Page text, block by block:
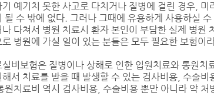
기 예기치 못한 사고로 다치거나 질병에 걸린 경우,
될 수 밖에 없다. 그러나 그때에 유용하게 사용하실
나 다쳐서 병원 치료시 환자 본인이 부담한 실제 병원
로 병원에 가실 일이 있는 분들은 모두 필요한 보험이
실비보험은 질병이나 상해로 인한 입원치료와 통원치
해서 치료를 받을 때 발생할 수 있는 검사비용, 수술
원치료비 역시 검사비용, 수술비용 뿐만 아니라 약